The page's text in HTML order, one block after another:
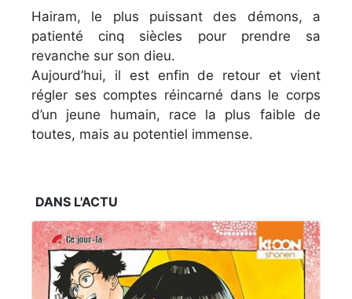
Hairam, le plus puissant des démons, a
patienté cinq siècles pour prendre sa
revanche sur son dieu.
Aujourd’hui, il est enfin de retour et vient
régler ses comptes réincarné dans le corps
d’un jeune humain, race la plus faible de
toutes, mais au potentiel immense.
DANS L'ACTU